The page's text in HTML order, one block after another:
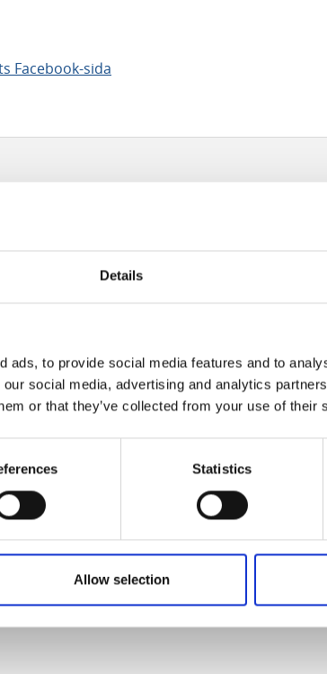
Details
ads, to provide social media features and to
social media, advertising and analytics
or that they’ve collected from your use of their
Statistics
Allow selection
Facebook-sida
Klicka för karta och
öppettider